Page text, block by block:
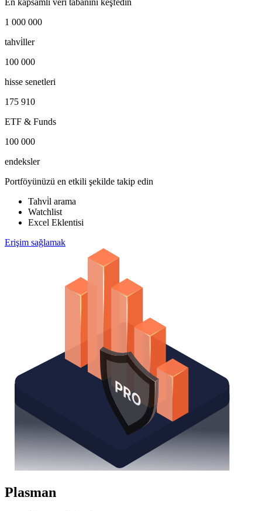
En kapsamlı veri tabanını keşfedin
1 000 000
tahvi̇ller
100 000
hisse senetleri
175 910
ETF & Funds
100 000
endeksler
Portföyünüzü en etkili şekilde takip edin
Tahvi̇l arama
Watchlist
Excel Eklentisi
Erişim sağlamak
Plasman